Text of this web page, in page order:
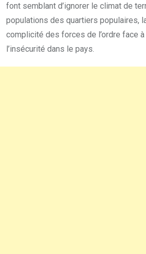
font semblant d’ignorer le climat de
populations des quartiers populaires,
complicité des forces de l’ordre face
l’insécurité dans le pays.